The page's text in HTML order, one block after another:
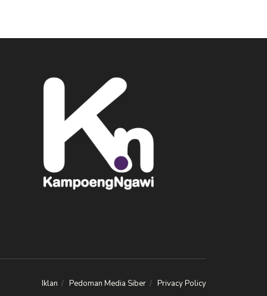
Iklan Pedoman Media Siber Privacy Policy